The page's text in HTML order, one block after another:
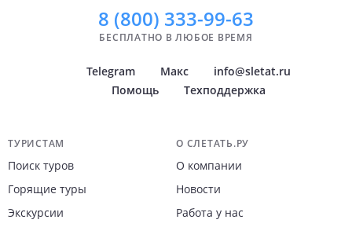
8 (800) 333-99-63
БЕСПЛАТНО В ЛЮБОЕ ВРЕМЯ
Telegram Макс
info@sletat.ru
Помощь
Техподдержка
Навигация по сайту
ТУРИСТАМ
Поиск туров
Горящие туры
Экскурсии
О СЛЕТАТЬ.РУ
О компании
Новости
Работа у нас